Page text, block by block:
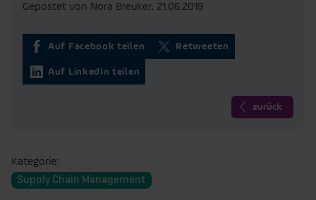
Gepostet von Nora Breuker, 21.06.2019
Auf Facebook teilen Retweeten
Auf LinkedIn teilen
zurück
Kategorie:
Supply Chain Management